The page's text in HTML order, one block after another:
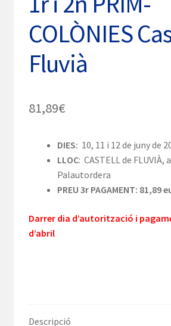
COLÒNIES
Fluvià
81,89€
DIES: 10, 11 i 12 de juny de
LLOC: CASTELL de FLUVIÀ,
Palautordera
PREU 3r PAGAMENT: 81,89
Darrer dia d’autorització i
d’abril
Descripció